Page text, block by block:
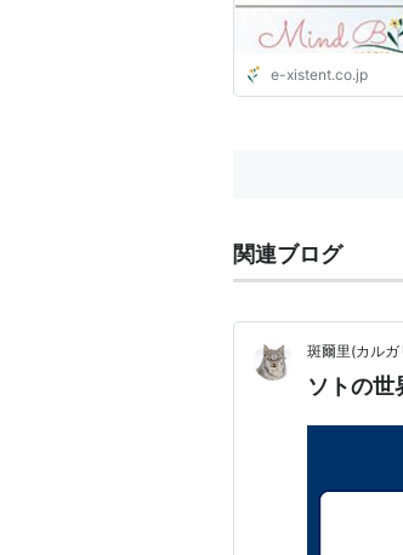
e-xistent.co.jp
関連ブログ
斑爾里(カル
ソトの世